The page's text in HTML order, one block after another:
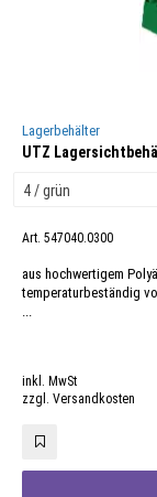
Lagerbehälter
UTZ
Art. 547040.0300
aus hochwertigem
temperaturbeständig
...
inkl. MwSt
zzgl. Versandkosten